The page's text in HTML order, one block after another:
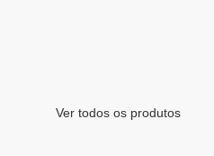
Ver todos os produtos